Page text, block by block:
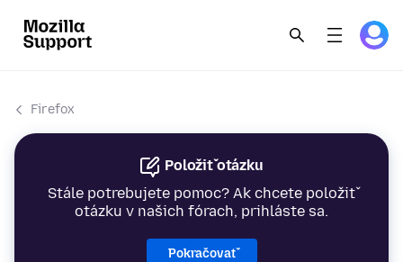
Firefox
Položiť otázku
Stále potrebujete pomoc? Ak chcete položiť
otázku v našich fórach, prihláste sa.
Pokračovať